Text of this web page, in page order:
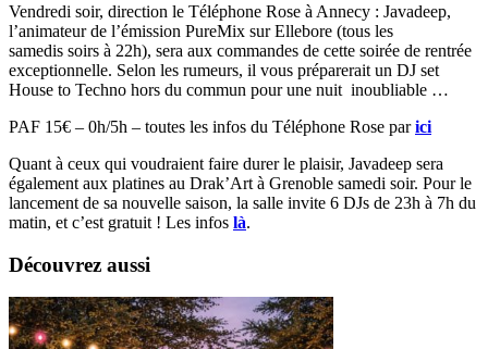
Vendredi soir, direction le Téléphone Rose à Annecy : Javadeep,
l’animateur de l’émission PureMix sur Ellebore (tous les
samedis soirs à 22h), sera aux commandes de cette soirée de rentrée
exceptionnelle. Selon les rumeurs, il vous préparerait un DJ set
House to Techno hors du commun pour une nuit inoubliable …
PAF 15€ – 0h/5h – toutes les infos du Téléphone Rose parici
Quant à ceux qui voudraient faire durer le plaisir, Javadeep sera
également aux platines au Drak’Art à Grenoble samedi soir. Pour le
lancement de sa nouvelle saison, la salle invite 6 DJs de 23h à 7h du
matin, et c’est gratuit ! Les infos là.
Découvrez aussi